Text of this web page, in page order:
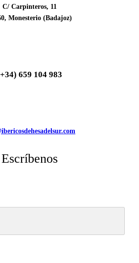
C/ Carpinteros, 11
Monesterio (Badajoz)
659 104 983
Escríbenos